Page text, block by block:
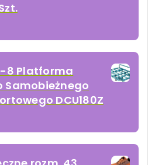
8 Platforma
Samobieżnego
DCU180Z